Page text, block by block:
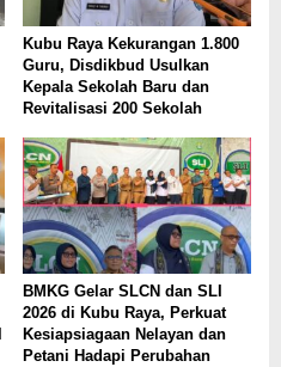
Kubu Raya Kekurangan 1.800
Guru, Disdikbud Usulkan
Kepala Sekolah Baru dan
Revitalisasi 200 Sekolah
BMKG Gelar SLCN dan SLI
2026 di Kubu Raya, Perkuat
Kesiapsiagaan Nelayan dan
Petani Hadapi Perubahan